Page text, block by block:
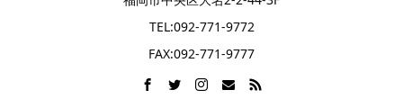
TEL:092-771-9772
FAX:092-771-9777